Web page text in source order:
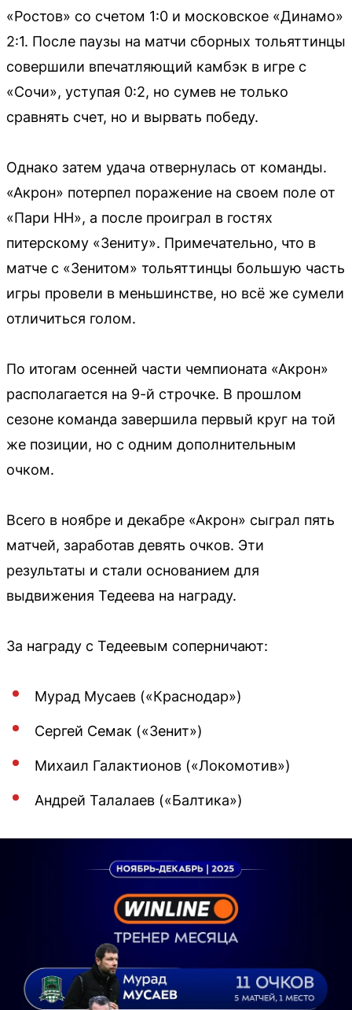
«Ростов» со счетом 1:0 и московское «Динамо»
2:1. После паузы на матчи сборных тольяттинцы
совершили впечатляющий камбэк в игре с
«Сочи», уступая 0:2, но сумев не только
сравнять счет, но и вырвать победу.
Однако затем удача отвернулась от команды.
«Акрон» потерпел поражение на своем поле от
«Пари НН», а после проиграл в гостях
питерскому «Зениту». Примечательно, что в
матче с «Зенитом» тольяттинцы большую часть
игры провели в меньшинстве, но всё же сумели
отличиться голом.
По итогам осенней части чемпионата «Акрон»
располагается на 9-й строчке. В прошлом
сезоне команда завершила первый круг на той
же позиции, но с одним дополнительным
очком.
Всего в ноябре и декабре «Акрон» сыграл пять
матчей, заработав девять очков. Эти
результаты и стали основанием для
выдвижения Тедеева на награду.
За награду с Тедеевым соперничают:
Мурад Мусаев («Краснодар»)
Сергей Семак («Зенит»)
Михаил Галактионов («Локомотив»)
Андрей Талалаев («Балтика»)